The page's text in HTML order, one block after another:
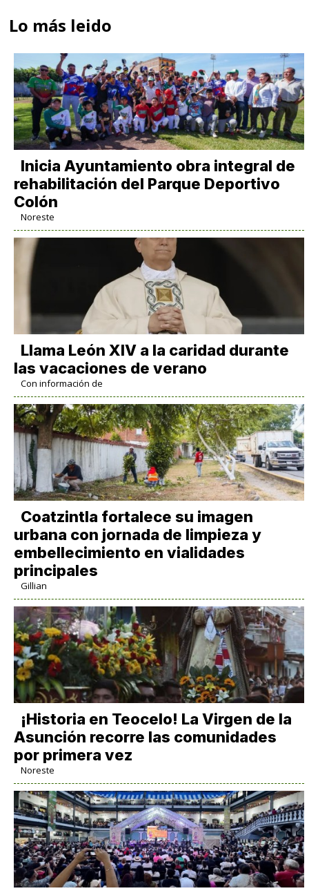
Lo más leido
Inicia Ayuntamiento obra integral de
rehabilitación del Parque Deportivo
Colón
Noreste
Llama León XIV a la caridad durante
las vacaciones de verano
Con información de
Coatzintla fortalece su imagen
urbana con jornada de limpieza y
embellecimiento en vialidades
principales
Gillian
​¡Historia en Teocelo! La Virgen de la
Asunción recorre las comunidades
por primera vez
Noreste